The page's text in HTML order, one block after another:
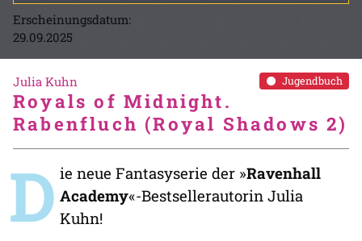
Erscheinungsdatum:
29.09.2025
Jugendbuch
Julia Kuhn
Royals of Midnight.
Rabenfluch (Royal Shadows 2)
D ie neue Fantasyserie der »Ravenhall
Academy«-Bestsellerautorin Julia
Kuhn!